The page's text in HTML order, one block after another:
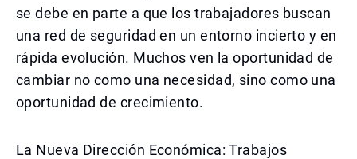
se debe en parte a que los trabajadores buscan
una red de seguridad en un entorno incierto y en
rápida evolución. Muchos ven la oportunidad de
cambiar no como una necesidad, sino como una
oportunidad de crecimiento.
La Nueva Dirección Económica: Trabajos